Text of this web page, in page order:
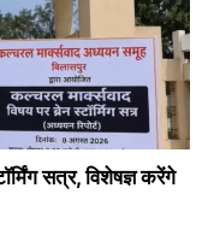
सत्र, विशेषज्ञ करेंगे